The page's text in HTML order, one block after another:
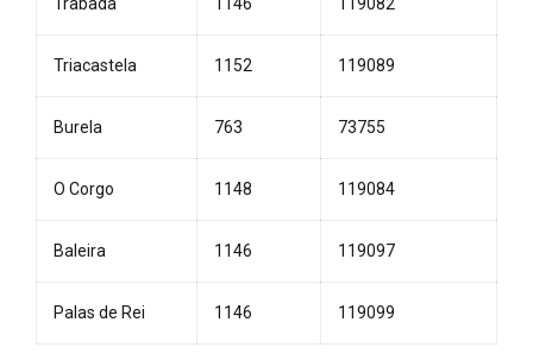
Trabada 1146 119082
Triacastela 1152 119089
Burela 763 73755
O Corgo 1148 119084
Baleira 1146 119097
Palas de Rei 1146 119099